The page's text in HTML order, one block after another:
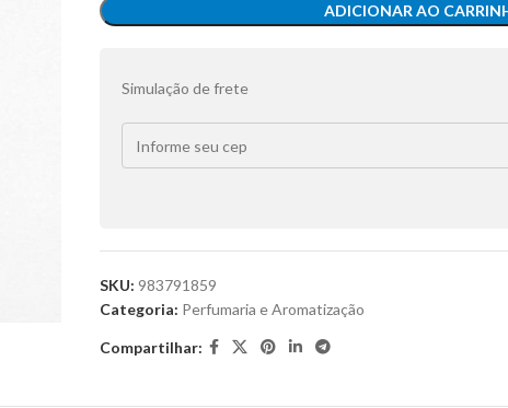
ADICIONAR AO
Simulação de frete
SKU: 983791859
Categoria: Perfumaria e Aromatização
Compartilhar: